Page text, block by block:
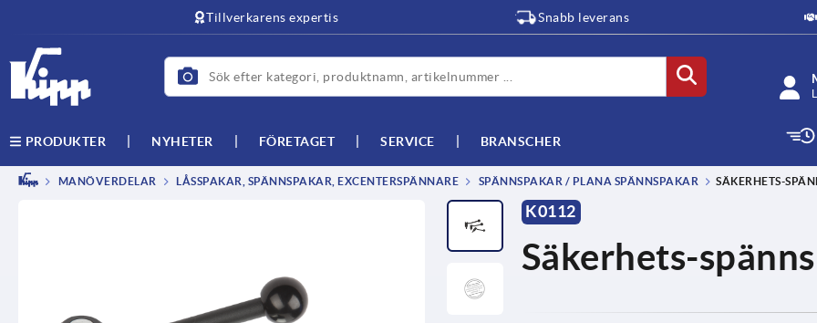
Tillverkarens expertis Snabb leverans
PRODUKTER NYHETER FÖRETAGET SERVICE BRANSCHER
MANÖVERDELAR LÅSSPAKAR, SPÄNNSPAKAR, EXCENTERSPÄNNARE SPÄNNSPAKAR / PLANA SPÄNNSPAKAR SÄKERHETS-
K0112
Säkerhets-